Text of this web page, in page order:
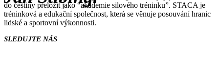
do češtiny přeložit jako “akademie silového tréninku”. STACA je
tréninková a edukační společnost, která se věnuje posouvání hranic
lidské a sportovní výkonnosti.
SLEDUJTE NÁS